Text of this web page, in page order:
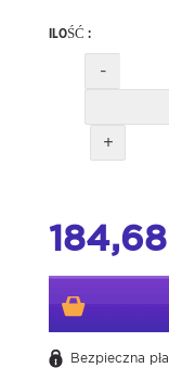
ILOŚĆ :
-
+
184,68
Bezpieczna